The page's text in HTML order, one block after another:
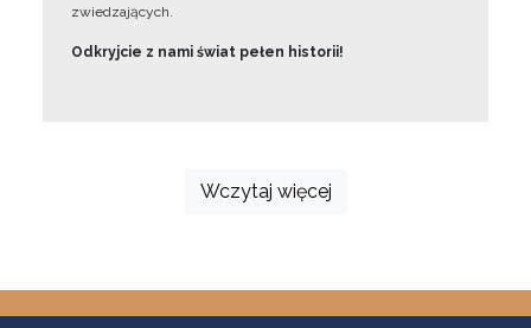
zwiedzających.
Odkryjcie z nami świat pełen historii!
Wczytaj więcej